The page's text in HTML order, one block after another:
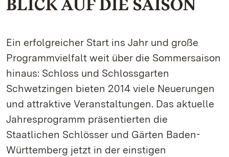
BLICK AUF DIE SAISON
Ein erfolgreicher Start ins Jahr und große
Programmvielfalt weit über die Sommersaison
hinaus: Schloss und Schlossgarten
Schwetzingen bieten 2014 viele Neuerungen
und attraktive Veranstaltungen. Das aktuelle
Jahresprogramm präsentierten die
Staatlichen Schlösser und Gärten Baden-
Württemberg jetzt in der einstigen